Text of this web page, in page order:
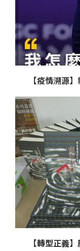
【疫情溯源
【轉型正義